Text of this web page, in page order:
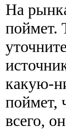
На
поймет.
какую-
поймет,
всего,